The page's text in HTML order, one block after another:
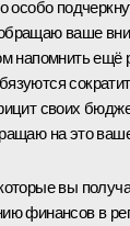
особо
ваше
напомнить ещё
своих
на это
вы
финансов в